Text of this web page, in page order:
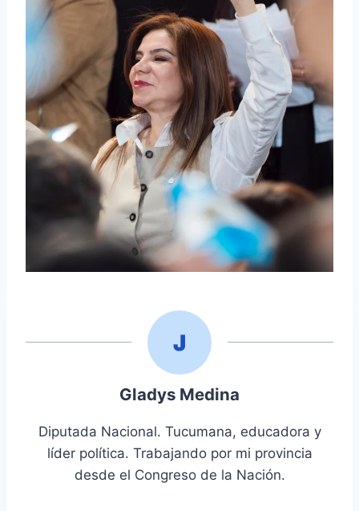
Gladys Medina
Diputada Nacional. Tucumana, educadora y
líder política. Trabajando por mi provincia
desde el Congreso de la Nación.